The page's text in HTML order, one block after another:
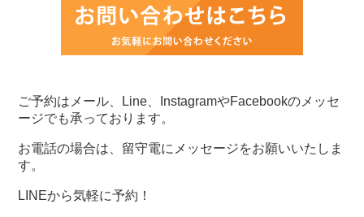
ご予約はメール、Line、InstagramやFacebookのメッセ
ージでも承っております。
お電話の場合は、留守電にメッセージをお願いいたしま
す。
LINEから気軽に予約！